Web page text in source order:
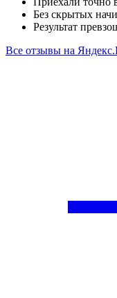
Без скрытых
Результат
Все отзывы на